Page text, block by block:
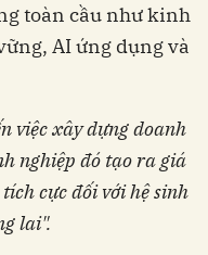
toàn cầu như kinh
AI ứng dụng và
việcxâydựngdoanh
nghiệp đó tạoragiá
tíchcựcđốivớihệsinh
lai".